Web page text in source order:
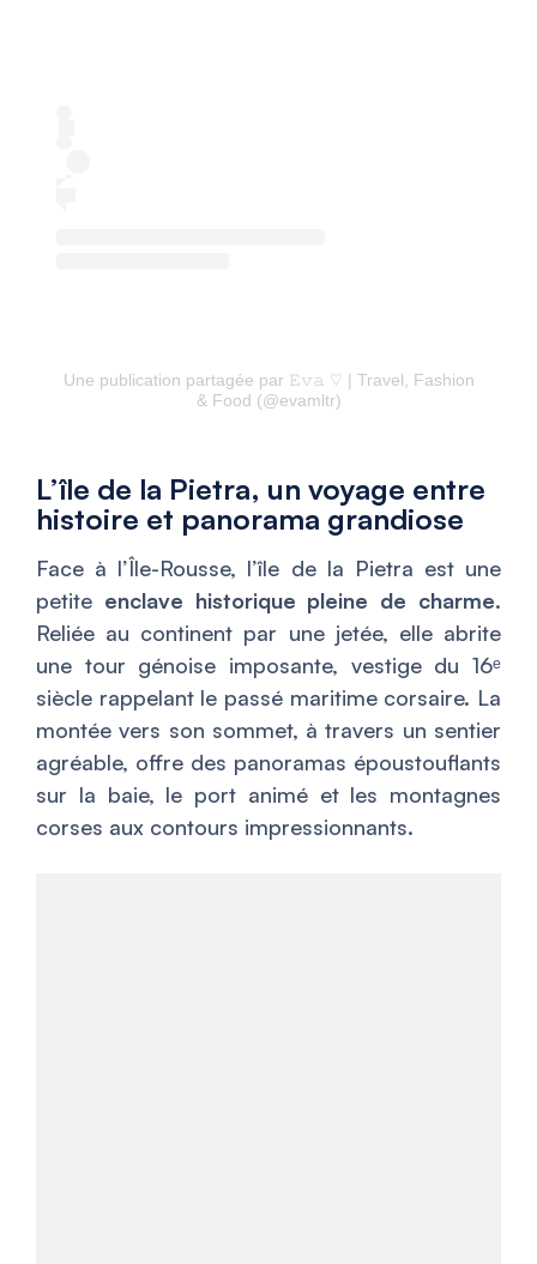
Une publication partagée par 𝙴𝚟𝚊 ♡︎ | Travel, Fashion
& Food (@evamltr)
L’île de la Pietra, un voyage entre
histoire et panorama grandiose
Face à l’Île-Rousse, l’île de la Pietra est une
petite enclave historique pleine de charme.
Reliée au continent par une jetée, elle abrite
une tour génoise imposante, vestige du 16ᵉ
siècle rappelant le passé maritime corsaire. La
montée vers son sommet, à travers un sentier
agréable, offre des panoramas époustouflants
sur la baie, le port animé et les montagnes
corses aux contours impressionnants.